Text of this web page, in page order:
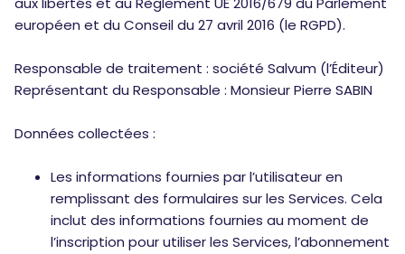
européen et du Conseil du 27 avril 2016 (le RGPD).
Responsable de traitement : société Salvum (l’Éditeur)
Représentant du Responsable : Monsieur Pierre SABIN
Données collectées :
Les informations fournies par l’utilisateur en
remplissant des formulaires sur les Services. Cela
inclut des informations fournies au moment de
l’inscription pour utiliser les Services, l’abonnement